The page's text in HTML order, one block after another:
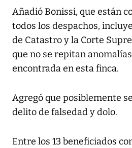
Añadió Bonissi, que están
todos los despachos,
de Catastro y la Corte
que no se repitan
encontrada en esta finca.
Agregó que posiblemente
delito de falsedad y dolo.
Entre los 13 beneficiados